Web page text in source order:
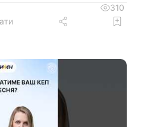
попереднього об’єкта і
рядках, кожному з яких
310